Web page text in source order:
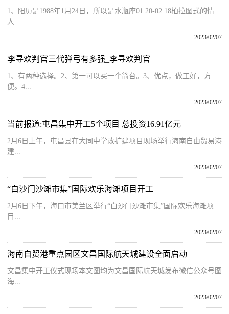
1、阳历是1988年1月24日，所以是水瓶座01 20-02 18柏拉图式的情
人...
2023/02/07
李寻欢判官三代弹弓有多强_李寻欢判官
1、有两种选择。2、第一可以买一个箭台。3、优点，做工好，方
便。4...
2023/02/07
当前报道:屯昌集中开工5个项目 总投资16.91亿元
2月6日上午，屯昌县在大同中学改扩建项目现场举行海南自由贸易港
建...
2023/02/07
“白沙门沙滩市集”国际欢乐海滩项目开工
2月6日下午，海口市美兰区举行“白沙门沙滩市集”国际欢乐海滩项
目...
2023/02/07
海南自贸港重点园区文昌国际航天城建设全面启动
文昌集中开工仪式现场本文图均为文昌国际航天城发布微信公众号图
海...
2023/02/07